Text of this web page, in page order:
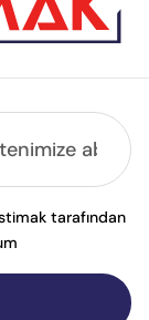
tarafından